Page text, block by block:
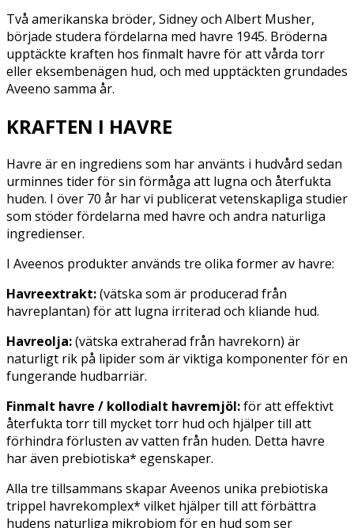
Två amerikanska bröder, Sidney och Albert Musher,
började studera fördelarna med havre 1945. Bröderna
upptäckte kraften hos finmalt havre för att vårda torr
eller eksembenägen hud, och med upptäckten grundades
Aveeno samma år.
KRAFTEN I HAVRE
Havre är en ingrediens som har använts i hudvård sedan
urminnes tider för sin förmåga att lugna och återfukta
huden. I över 70 år har vi publicerat vetenskapliga studier
som stöder fördelarna med havre och andra naturliga
ingredienser.
I Aveenos produkter används tre olika former av havre:
Havreextrakt:(vätska som är producerad från
havreplantan) för att lugna irriterad och kliande hud.
Havreolja:(vätska extraherad från havrekorn) är
naturligt rik på lipider som är viktiga komponenter för en
fungerande hudbarriär.
Finmalt havre / kollodialt havremjöl:för att effektivt
återfukta torr till mycket torr hud och hjälper till att
förhindra förlusten av vatten från huden. Detta havre
har även prebiotiska* egenskaper.
Alla tre tillsammans skapar Aveenos unika prebiotiska
trippel havrekomplex* vilket hjälper till att förbättra
hudens naturliga mikrobiom för en hud som ser